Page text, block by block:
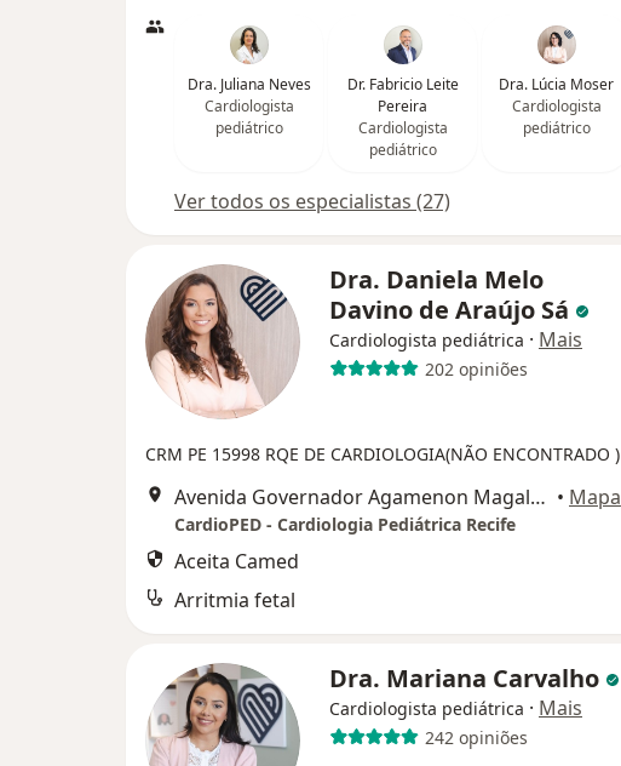
Dra. Juliana Neves
Cardiologista
pediátrico
Dr. Fabricio Leite
Pereira
Cardiologista
pediátrico
Dra. Lúcia Moser
Cardiologista
pediátrico
Ver todos os especialistas (27)
Dra. Daniela Melo
Davino de Araújo Sá
Cardiologista pediátrica · Mais
202 opiniões
CRM PE 15998 RQE DE CARDIOLOGIA(NÃO ENCONTRADO )
Avenida Governador Agamenon Magalhães 4760 - Edf. garagem 7 andar - sala 2, Recife • Mapa
CardioPED - Cardiologia Pediátrica Recife
Aceita Camed
Arritmia fetal
Dra. Mariana Carvalho
Cardiologista pediátrica · Mais
242 opiniões